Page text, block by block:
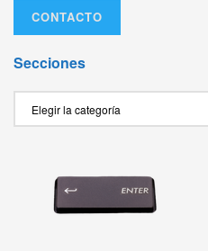
CONTACTO
Secciones